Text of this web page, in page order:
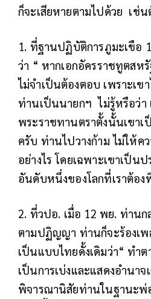
ก็จะเสียหายตามไปด้วย เช่น
1. ที่ฐานปฏิบัติการภูมะเขือ
ว่า “ หากเอกอัครราชทูตสห
ไม่จำเป็นต้องตอบ เพราะเข
ท่านเป็นนายกฯ ไม่รู้หรือว่
พระราชทานตราตั้งนั้นเขา
ครับ ท่านไปวางก้าม ไม่ให้ค
อย่างไร โดยเฉพาะเขาเป็น
อันดับหนึ่งของโลกที่เราต้อง
2. ที่วปอ. เมื่อ 12 พย. ท่านก
ตามปฏิญญา ท่านก็จะร้องเพ
เป็นแบบไทยดั้งเดิมว่า“ ทำต
เป็นการเบ่งและแสดงอำนา
พิจารณานิสัยท่านในฐานะพ่